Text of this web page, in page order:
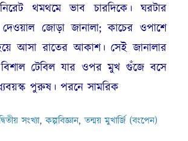
থমথমে ভাব চারদিকে। ঘরটার
জোড়া জানালা; কাচের ওপাশে
আসা রাতের আকাশ। সেই জানালার
টেবিল যার ওপর মুখ গুঁজে বসে
পুরুষ। পরনে সামরিক
সংখ্যা,কল্পবিজ্ঞান,তন্ময় মুখার্জি (বংপেন)